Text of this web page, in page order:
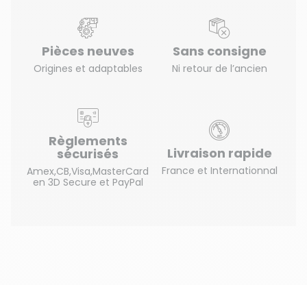
Pièces neuves
Origines et adaptables
Sans consigne
Ni retour de l’ancien
Règlements
sécurisés
Amex,CB,Visa,MasterCard
en 3D Secure et PayPal
Livraison rapide
France et Internationnal